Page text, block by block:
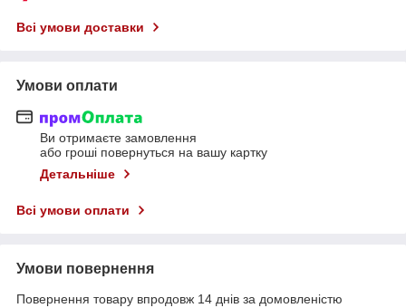
Всі умови доставки
Умови оплати
Ви отримаєте замовлення
або гроші повернуться на вашу картку
Детальніше
Всі умови оплати
Умови повернення
Повернення товару впродовж 14 днів за домовленістю